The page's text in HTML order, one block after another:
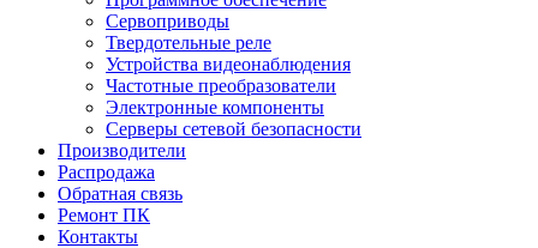
Сервоприводы
Твердотельные реле
Устройства видеонаблюдения
Частотные преобразователи
Электронные компоненты
Серверы сетевой безопасности
Производители
Распродажа
Обратная связь
Ремонт ПК
Контакты